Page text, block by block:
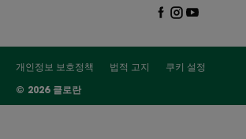
개인정보 보호정책 법적 고지
쿠키 설정
© 2026 클로란